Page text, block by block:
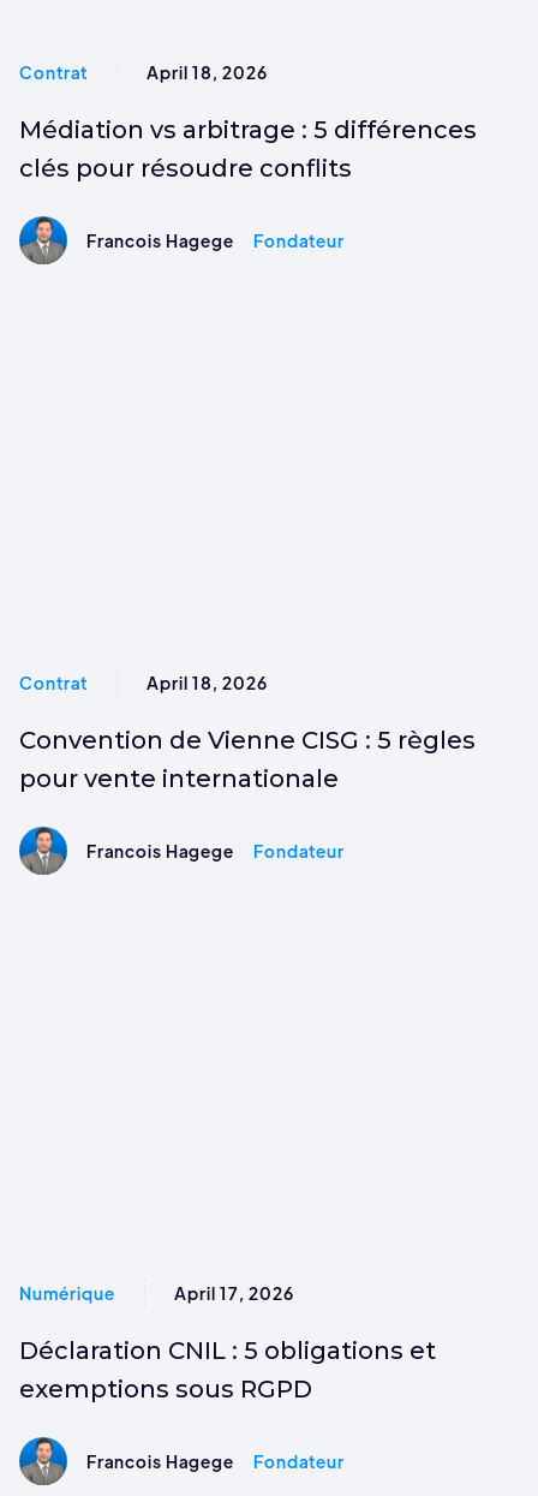
Contrat April 18, 2026
Médiation vs arbitrage : 5 différences
clés pour résoudre conflits
Francois Hagege Fondateur
Contrat April 18, 2026
Convention de Vienne CISG : 5 règles
pour vente internationale
Francois Hagege Fondateur
Numérique April 17, 2026
Déclaration CNIL : 5 obligations et
exemptions sous RGPD
Francois Hagege Fondateur